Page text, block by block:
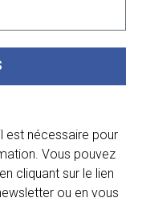
est nécessaire pour
Vous pouvez
cliquant sur le lien
ou en vous